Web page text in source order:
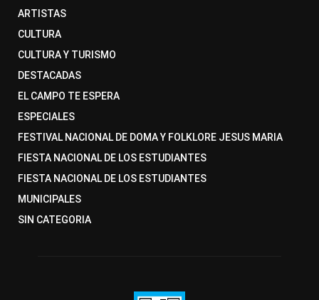
ARTISTAS
CULTURA
CULTURA Y TURISMO
DESTACADAS
EL CAMPO TE ESPERA
ESPECIALES
FESTIVAL NACIONAL DE DOMA Y FOLKLORE JESUS MARIA
FIESTA NACIONAL DE LOS ESTUDIANTES
FIESTA NACIONAL DE LOS ESTUDIANTES
MUNICIPALES
SIN CATEGORIA